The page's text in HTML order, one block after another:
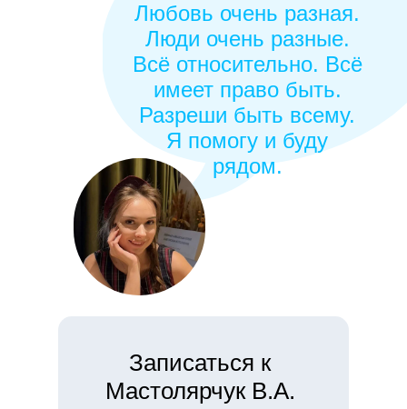
Любовь очень разная.
Люди очень разные.
Всё относительно. Всё
имеет право быть.
Разреши быть всему.
Я помогу и буду
рядом.
Записаться к
Мастолярчук В.А.